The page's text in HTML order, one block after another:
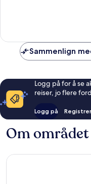
Sammenlign
Logg på for å se
reiser, jo flere
Logg på
Om området